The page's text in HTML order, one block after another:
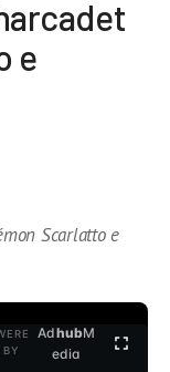
e
Scarlatto e
BY
AdhubM
edia